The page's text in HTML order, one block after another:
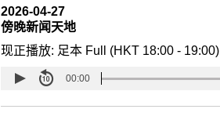
2026-04-27
傍晚新闻天地
现正播放: 足本 Full (HKT 18:00 - 19:00)
00:00